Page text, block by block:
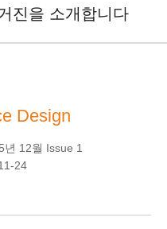
진을 소개합니다
Design
년 12월 Issue 1
24